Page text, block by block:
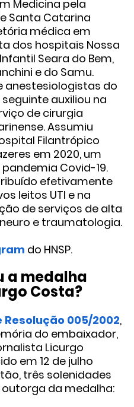
Medicina pela
Santa Catarina
médica em
dos hospitais Nossa
Seara do Bem,
e do Samu.
anestesiologistas do
seguinte auxiliou na
de cirurgia
Assumiu
Filantrópico
em 2020, um
Covid-19.
efetivamente
leitos UTI e na
de serviços de alta
e traumatologia.
do HNSP.
a medalha
Costa?
Resolução 005/2002,
do embaixador,
Licurgo
em 12 de julho
três solenidades
da medalha: